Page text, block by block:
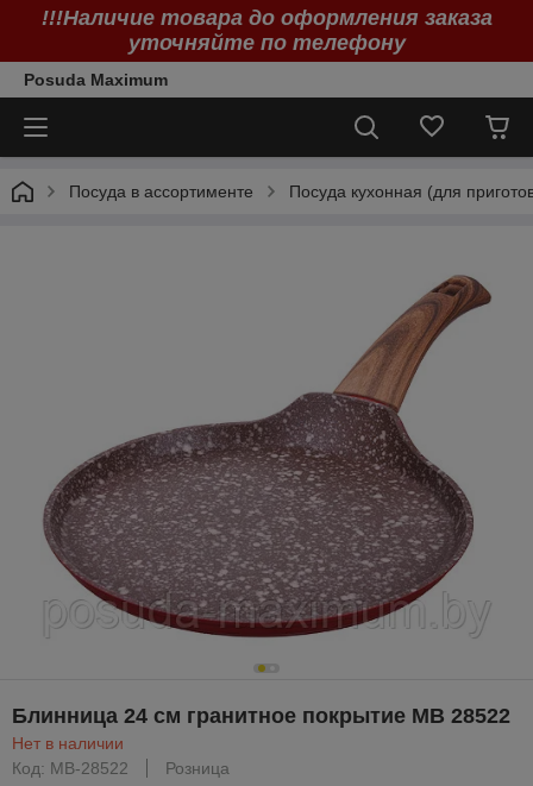
!!!Наличие товара до оформления заказа
уточняйте по телефону
Posuda Maximum
Посуда в ассортименте Посуда кухонная (для
Блинница 24 см гранитное покрытие MB 28522
Нет в наличии
Код: МВ-28522
Розница